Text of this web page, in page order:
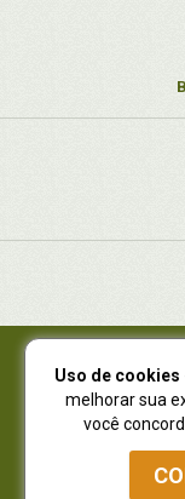
Juruá
Juruá
NOVO ENDEREÇO:
Atendimento: (41)
Uso de cookies
melhorar sua
você